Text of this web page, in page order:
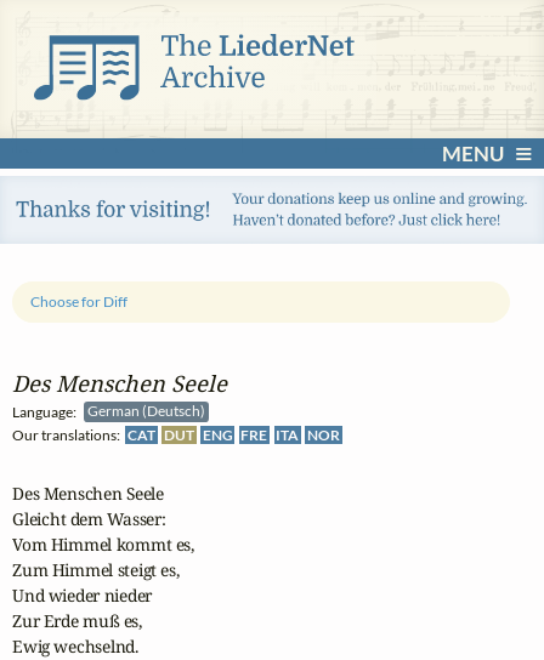
MENU
Des Menschen Seele
Language:
German (Deutsch)
Our translations: CAT DUT ENG FRE ITA NOR
Choose for Diff
Des Menschen Seele
Gleicht dem Wasser:
Vom Himmel kommt es,
Zum Himmel steigt es,
Und wieder nieder
Zur Erde muß es,
Ewig wechselnd.